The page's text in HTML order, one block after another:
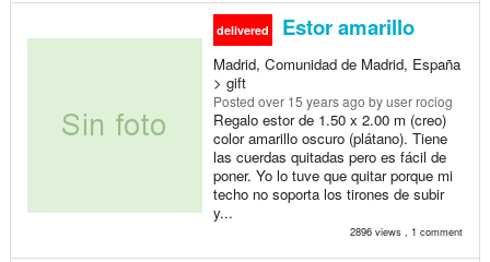
delivered Estor amarillo
Madrid, Comunidad de Madrid, España
> gift
Posted over 15 years ago by user rociog
Regalo estor de 1.50 x 2.00 m (creo)
color amarillo oscuro (plátano). Tiene
las cuerdas quitadas pero es fácil de
poner. Yo lo tuve que quitar porque mi
techo no soporta los tirones de subir
y...
2896 views , 1 comment